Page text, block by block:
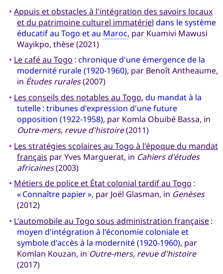
• Appuis et obstacles à l'intégration des savoirs locaux
et du patrimoine culturel immatériel dans le système
éducatif au Togo et au Maroc, par Kuamivi Mawusi
Wayikpo, thèse (2021)
• Le café au Togo : chronique d'une émergence de la
modernité rurale (1920-1960), par Benoît Antheaume,
in Études rurales(2007)
• Les conseils des notables au Togo, du mandat à la
tutelle : tribunes d'expression d'une future
opposition (1922-1958), par Komla Obuibé Bassa, in
Outre-mers, revue d'histoire(2011)
• Les stratégies scolaires au Togo à l'époque du mandat
français par Yves Marguerat, in Cahiers d'études
africaines(2003)
• Métiers de police et État colonial tardif au Togo :
« Connaître papier », par Joël Glasman, in Genèses
(2012)
• L'automobile au Togo sous administration française:
moyen d'intégration à l'économie coloniale et
symbole d'accès à la modernité (1920-1960), par
Komlan Kouzan, in Outre-mers, revue d'histoire
(2017)